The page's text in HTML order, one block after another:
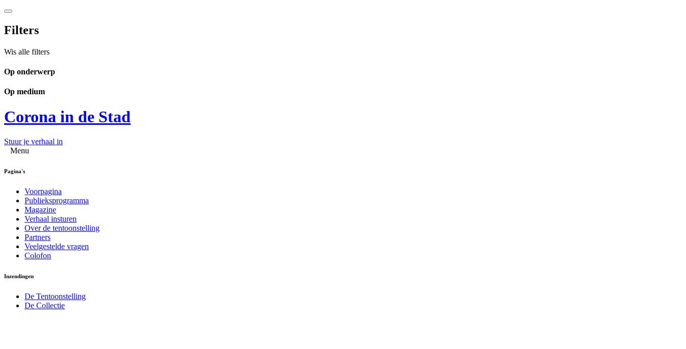
Filters
Wis alle filters
Op onderwerp
Op medium
Corona in de Stad
Stuur je verhaal in
Menu
Pagina's
Voorpagina
Publieksprogramma
Magazine
Verhaal insturen
Over de tentoonstelling
Partners
Veelgestelde vragen
Colofon
Inzendingen
De Tentoonstelling
De Collectie